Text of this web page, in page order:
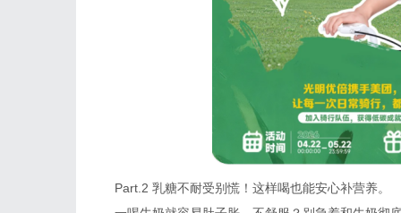
Part.2 乳糖不耐受别慌！这样喝也能安心补营养。